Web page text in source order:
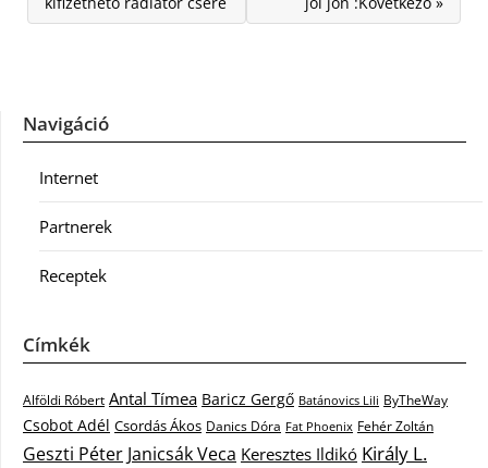
Navigáció
Internet
Partnerek
Receptek
Címkék
Alföldi Róbert Antal Tímea Baricz Gergő Batánovics Lili ByTheWay
Csobot Adél Csordás Ákos Danics Dóra Fat Phoenix Fehér Zoltán
Geszti Péter Janicsák Veca Keresztes Ildikó Király L.